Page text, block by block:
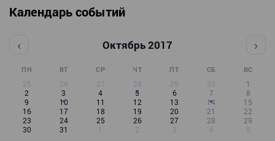
Календарь событий
‹ Октябрь 2017 ›
ПН ВТ СР ЧТ ПТ СБ ВС
25 26 27 28 29 30
1
2
3 4 5 6 7
8
9
10 11 12 13 14
15
16
17 18 19 20 21
22
23
24 25 26 27 28
29
30
31 1 2 3 4 5